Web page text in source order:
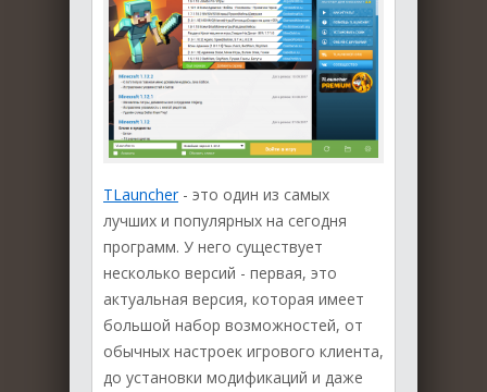
TLauncher- это один из самых
лучших и популярных на сегодня
программ. У него существует
несколько версий - первая, это
актуальная версия, которая имеет
большой набор возможностей, от
обычных настроек игрового клиента,
до установки модификаций и даже